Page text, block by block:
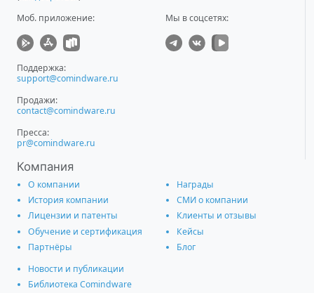
Моб. приложение: Мы в соцсетях:
Поддержка:
support@comindware.ru
Продажи:
contact@comindware.ru
Пресса:
pr@comindware.ru
Компания
О компании
История компании
Лицензии и патенты
Обучение и сертификация
Партнёры
Награды
СМИ о компании
Клиенты и отзывы
Кейсы
Блог
Новости и публикации
Библиотека Comindware